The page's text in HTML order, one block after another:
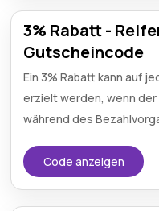
3% Rabatt -
Gutscheincode
Ein 3% Rabatt kann auf
erzielt werden, wenn
während des
Code anzeigen